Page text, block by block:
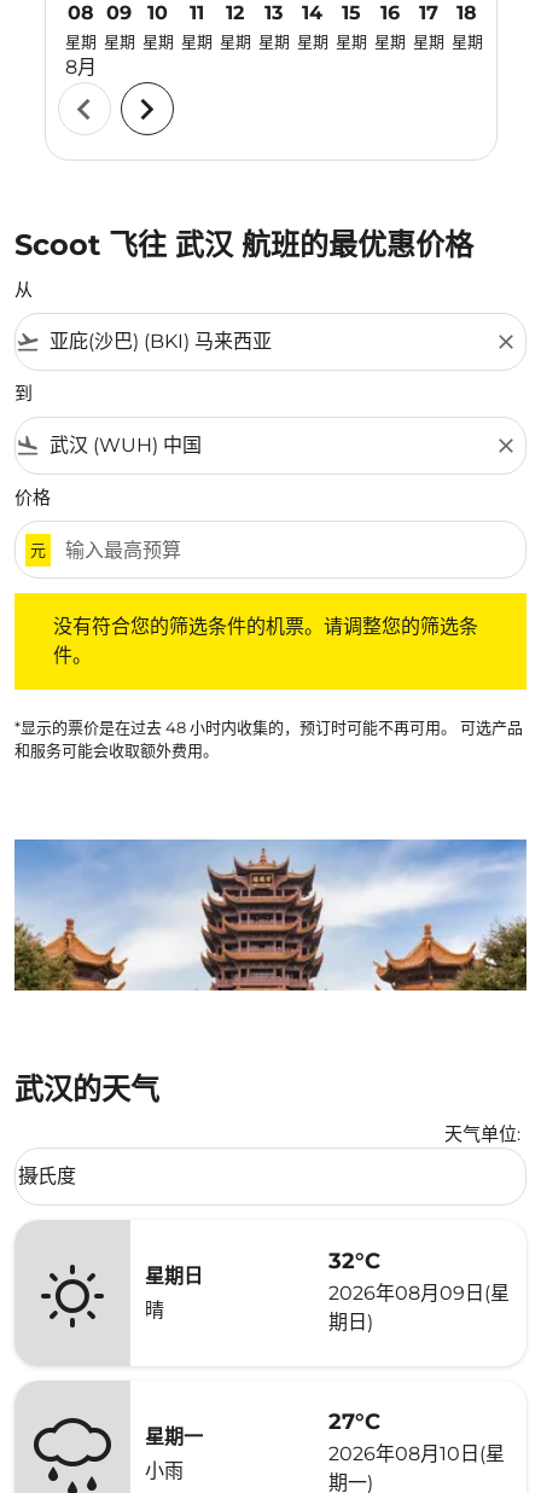
08
星期
8月
09
星期
10
星期
11
星期
12
星期
13
星期
14
星期
15
星期
16
星期
17
星期
18
星期
chevron_left chevron_right
Scoot 飞往 武汉 航班的最优惠价格
从
flight_takeoff close
到
flight_land close
价格
元
没有符合您的筛选条件的机票。请调整您的筛选条
件。
*显示的票价是在过去 48 小时内收集的，预订时可能不再可用。 可选产品
和服务可能会收取额外费用。
武汉的天气
天气单位:
Weather unit option 摄氏度 Selected
摄氏度
keyboard_arrow_down
星期日
晴
32°C
2026年08月09日(星
期日)
星期一
小雨
27°C
2026年08月10日(星
期一)